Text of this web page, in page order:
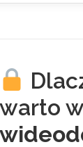
warto